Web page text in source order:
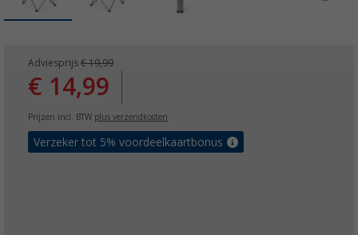
Adviesprijs € 19,99
€ 14,99
Prijzen incl. BTW plus verzendkosten
Verzeker tot 5% voordeelkaartbonus